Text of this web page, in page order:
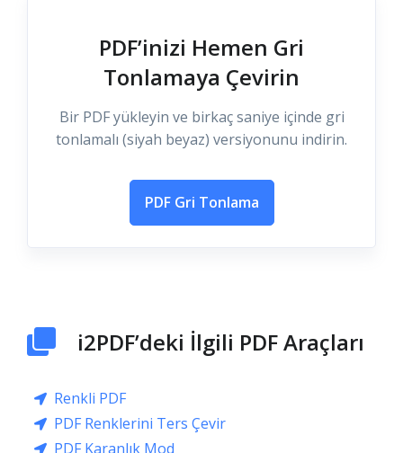
PDF’inizi Hemen Gri
Tonlamaya Çevirin
Bir PDF yükleyin ve birkaç saniye içinde gri
tonlamalı (siyah beyaz) versiyonunu indirin.
PDF Gri Tonlama
i2PDF’deki İlgili PDF Araçları
Renkli PDF
PDF Renklerini Ters Çevir
PDF Karanlık Mod